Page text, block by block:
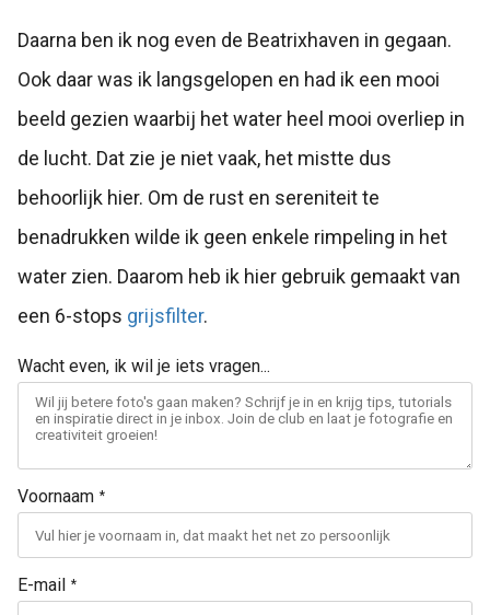
Daarna ben ik nog even de Beatrixhaven in gegaan.
Ook daar was ik langsgelopen en had ik een mooi
beeld gezien waarbij het water heel mooi overliep in
de lucht. Dat zie je niet vaak, het mistte dus
behoorlijk hier. Om de rust en sereniteit te
benadrukken wilde ik geen enkele rimpeling in het
water zien. Daarom heb ik hier gebruik gemaakt van
een 6-stops grijsfilter.
Wacht even, ik wil je iets vragen...
Voornaam *
E-mail *